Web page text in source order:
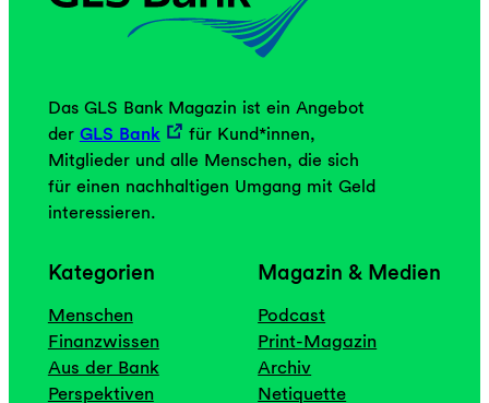
Das GLS Bank Magazin ist ein Angebot
der GLS Bank
für Kund*innen,
Mitglieder und alle Menschen, die sich
für einen nachhaltigen Umgang mit Geld
interessieren.
Kategorien
Menschen
Finanzwissen
Aus der Bank
Perspektiven
Magazin & Medien
Podcast
Print-Magazin
Archiv
Netiquette